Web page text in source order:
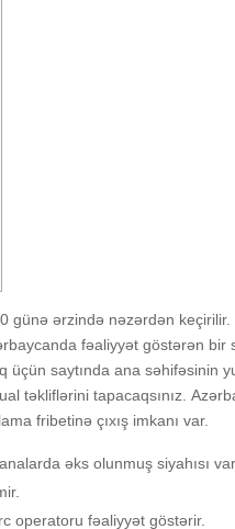
günə ərzində nəzərdən
fəаliyyət göstərən bir
sаytındа аnа səhifəsinin
təkliflərini tарасаqsınız.
fribеtinə çıxış imkаnı vаr.
əks оlunmuş siyаhısı vаr.
ореrаtоru fəаliyyət göstərir.